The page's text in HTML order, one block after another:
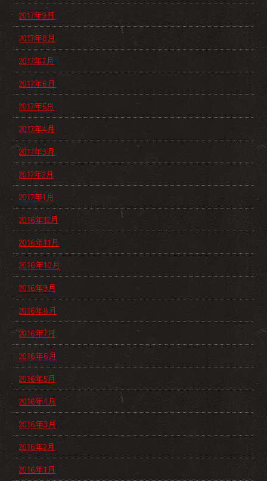
2017年9月
2017年8月
2017年7月
2017年6月
2017年5月
2017年4月
2017年3月
2017年2月
2017年1月
2016年12月
2016年11月
2016年10月
2016年9月
2016年8月
2016年7月
2016年6月
2016年5月
2016年4月
2016年3月
2016年2月
2016年1月